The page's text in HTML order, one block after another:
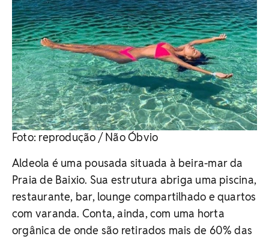
Foto: reprodução / Não Óbvio
Aldeola é uma pousada situada à beira-mar da
Praia de Baixio. Sua estrutura abriga uma piscina,
restaurante, bar, lounge compartilhado e quartos
com varanda. Conta, ainda, com uma horta
orgânica de onde são retirados mais de 60% das